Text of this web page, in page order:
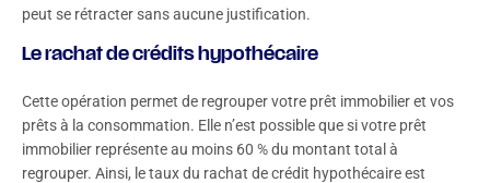
peut se rétracter sans aucune justification.
Le rachat de crédits hypothécaire
Cette opération permet de regrouper votre prêt immobilier et vos
prêts à la consommation. Elle n’est possible que si votre prêt
immobilier représente au moins 60 % du montant total à
regrouper. Ainsi, le taux du rachat de crédit hypothécaire est